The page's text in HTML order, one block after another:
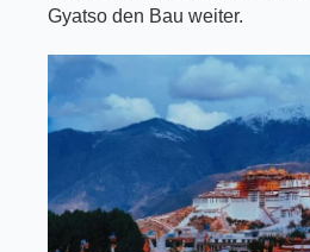
Gyatso den Bau weiter.